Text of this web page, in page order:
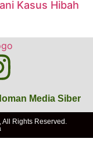
Kasus Hibah
Media Siber
Rights Reserved.